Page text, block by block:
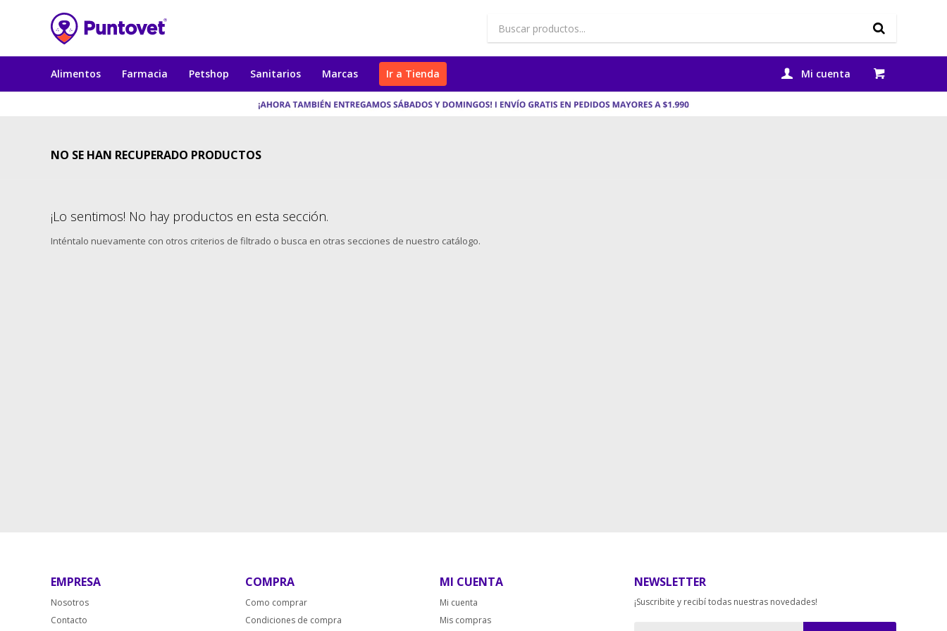
Alimentos Farmacia Petshop Sanitarios Marcas Ir a Tienda
NO SE HAN RECUPERADO PRODUCTOS
¡Lo sentimos! No hay productos en esta sección.
Inténtalo nuevamente con otros criterios de filtrado o busca en otras secciones de nuestro catálogo.
EMPRESA
Nosotros
Contacto
COMPRA
Como comprar
Condiciones de compra
MI CUENTA
Mi cuenta
Mis compras
NEWSLETTER
¡Suscribite y recibí todas nuestras novedades!